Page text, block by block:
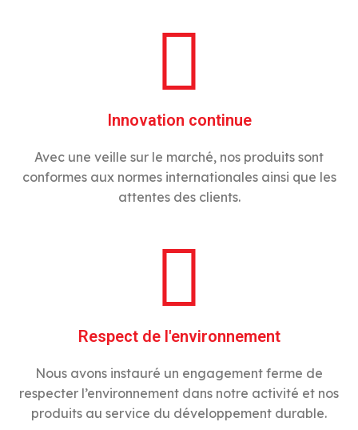
Innovation continue
Avec une veille sur le marché, nos produits sont
conformes aux normes internationales ainsi que les
attentes des clients.
Respect de l'environnement
Nous avons instauré un engagement ferme de
respecter l’environnement dans notre activité et nos
produits au service du développement durable.